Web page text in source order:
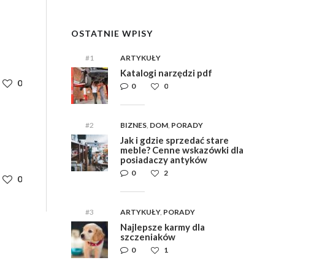
0
0
OSTATNIE WPISY
#1 ARTYKUŁY
Katalogi narzędzi pdf
0
0
#2 BIZNES, DOM, PORADY
Jak i gdzie sprzedać stare
meble? Cenne wskazówki dla
posiadaczy antyków
2
0
#3 ARTYKUŁY, PORADY
Najlepsze karmy dla
szczeniaków
1
0